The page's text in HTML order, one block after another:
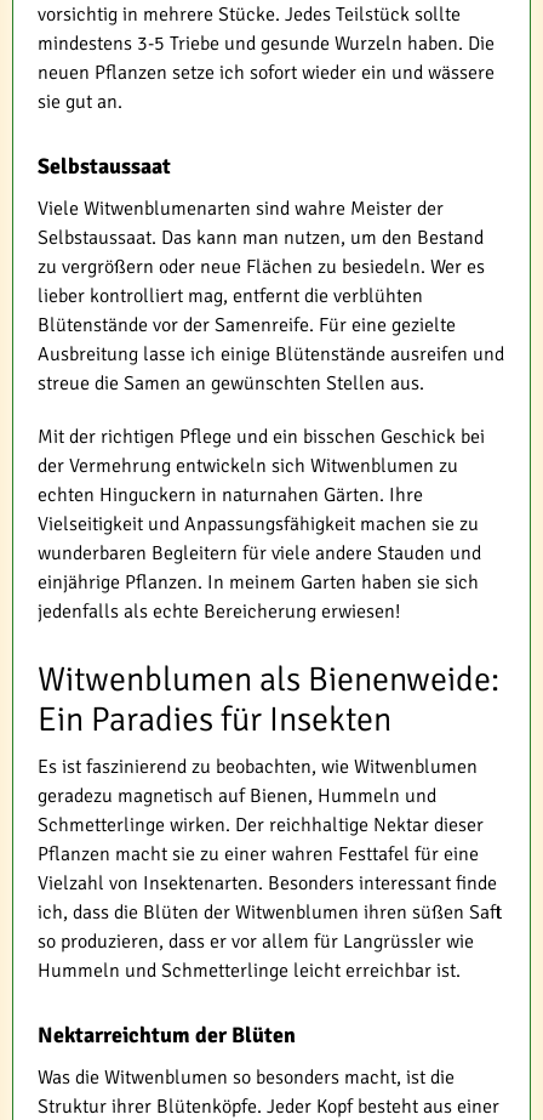
vorsichtig in mehrere Stücke. Jedes Teilstück sollte
mindestens 3-5 Triebe und gesunde Wurzeln haben. Die
neuen Pflanzen setze ich sofort wieder ein und wässere
sie gut an.
Selbstaussaat
Viele Witwenblumenarten sind wahre Meister der
Selbstaussaat. Das kann man nutzen, um den Bestand
zu vergrößern oder neue Flächen zu besiedeln. Wer es
lieber kontrolliert mag, entfernt die verblühten
Blütenstände vor der Samenreife. Für eine gezielte
Ausbreitung lasse ich einige Blütenstände ausreifen und
streue die Samen an gewünschten Stellen aus.
Mit der richtigen Pflege und ein bisschen Geschick bei
der Vermehrung entwickeln sich Witwenblumen zu
echten Hinguckern in naturnahen Gärten. Ihre
Vielseitigkeit und Anpassungsfähigkeit machen sie zu
wunderbaren Begleitern für viele andere Stauden und
einjährige Pflanzen. In meinem Garten haben sie sich
jedenfalls als echte Bereicherung erwiesen!
Witwenblumen als Bienenweide:
Ein Paradies für Insekten
Es ist faszinierend zu beobachten, wie Witwenblumen
geradezu magnetisch auf Bienen, Hummeln und
Schmetterlinge wirken. Der reichhaltige Nektar dieser
Pflanzen macht sie zu einer wahren Festtafel für eine
Vielzahl von Insektenarten. Besonders interessant finde
ich, dass die Blüten der Witwenblumen ihren süßen Saft
so produzieren, dass er vor allem für Langrüssler wie
Hummeln und Schmetterlinge leicht erreichbar ist.
Nektarreichtum der Blüten
Was die Witwenblumen so besonders macht, ist die
Struktur ihrer Blütenköpfe. Jeder Kopf besteht aus einer